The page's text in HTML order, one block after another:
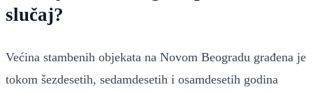
slučaj?
Većina stambenih objekata na Novom Beogradu građena je
tokom šezdesetih, sedamdesetih i osamdesetih godina